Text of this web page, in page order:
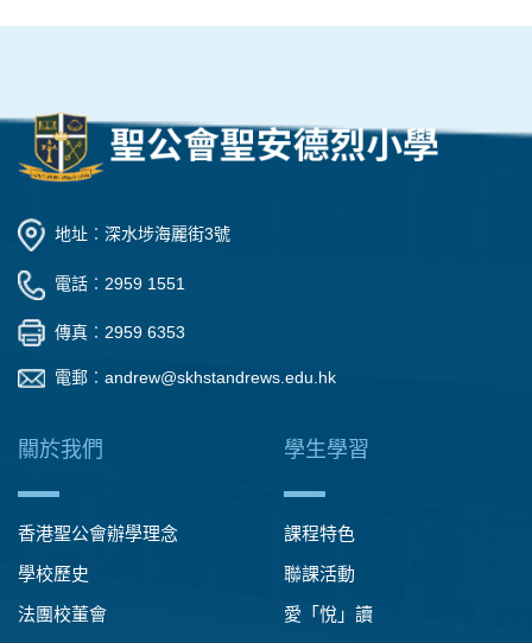
地址︰深水埗海麗街3號
電話︰2959 1551
傳真︰2959 6353
電郵︰ andrew@skhstandrews.edu.hk
關於我們
香港聖公會辦學理念
學校歷史
法團校董會
學生學習
課程特色
聯課活動
愛「悅」讀